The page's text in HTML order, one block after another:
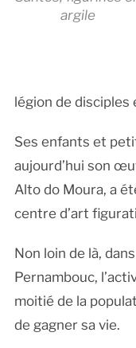
argile
légion de disciples
Ses enfants et
aujourd’hui son
Alto do Moura, a
centre d’art
Non loin de là,
Pernambouc,
moitié de la
de gagner sa vie.